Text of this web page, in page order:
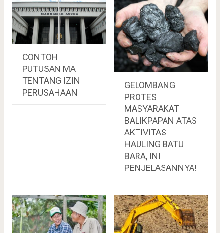
CONTOH
PUTUSAN MA
TENTANG IZIN
PERUSAHAAN
GELOMBANG
PROTES
MASYARAKAT
BALIKPAPAN ATAS
AKTIVITAS
HAULING BATU
BARA, INI
PENJELASANNYA!